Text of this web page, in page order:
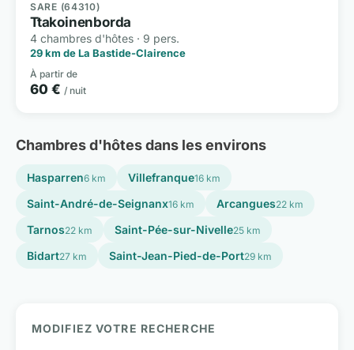
SARE (64310)
Ttakoinenborda
4 chambres d'hôtes · 9 pers.
29 km de La Bastide-Clairence
À partir de
60 € / nuit
Chambres d'hôtes dans les environs
Hasparren6 km Villefranque16 km
Saint-André-de-Seignanx16 km Arcangues22 km
Tarnos22 km Saint-Pée-sur-Nivelle25 km
Bidart27 km Saint-Jean-Pied-de-Port29 km
MODIFIEZ VOTRE RECHERCHE